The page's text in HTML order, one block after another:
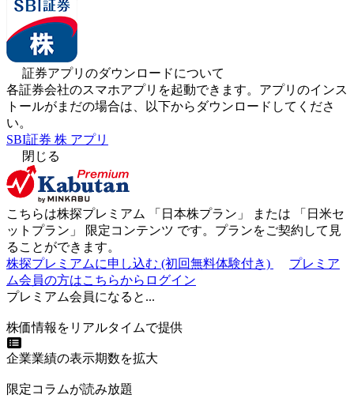
証券アプリのダウンロードについて
各証券会社のスマホアプリを起動できます。アプリのインス
トールがまだの場合は、以下からダウンロードしてくださ
い。
SBI証券 株 アプリ
閉じる
こちらは株探プレミアム 「 日本株プラン 」 または 「 日米セ
ットプラン 」 限定コンテンツ です。プランをご契約して見
ることができます。
株探プレミアムに申し込む (初回無料体験付き)
プレミア
ム会員の方はこちらからログイン
プレミアム会員になると...
株価情報をリアルタイムで提供
企業業績の表示期数を拡大
限定コラムが読み放題